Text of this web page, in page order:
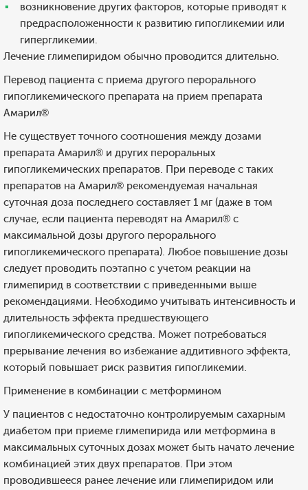
возникновение других факторов, которые приводят к
предрасположенности к развитию гипогликемии или
гипергликемии.
Лечение глимепиридом обычно проводится длительно.
Перевод пациента с приема другого перорального
гипогликемического препарата на прием препарата
Амарил®
Не существует точного соотношения между дозами
препарата Амарил® и других пероральных
гипогликемических препаратов. При переводе с таких
препаратов на Амарил® рекомендуемая начальная
суточная доза последнего составляет 1 мг (даже в том
случае, если пациента переводят на Амарил® с
максимальной дозы другого перорального
гипогликемического препарата). Любое повышение дозы
следует проводить поэтапно с учетом реакции на
глимепирид в соответствии с приведенными выше
рекомендациями. Необходимо учитывать интенсивность и
длительность эффекта предшествующего
гипогликемического средства. Может потребоваться
прерывание лечения во избежание аддитивного эффекта,
который повышает риск развития гипогликемии.
Применение в комбинации с метформином
У пациентов с недостаточно контролируемым сахарным
диабетом при приеме глимепирида или метформина в
максимальных суточных дозах может быть начато лечение
комбинацией этих двух препаратов. При этом
проводившееся ранее лечение или глимепиридом или